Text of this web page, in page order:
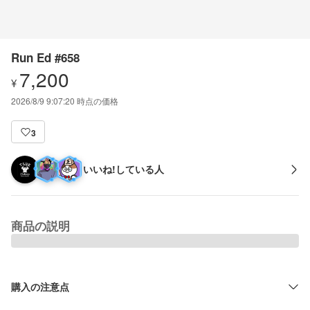
Run Ed #658
¥ 7,200
2026/8/9 9:07:20 時点の価格
3
いいね!している人
商品の説明
購入の注意点